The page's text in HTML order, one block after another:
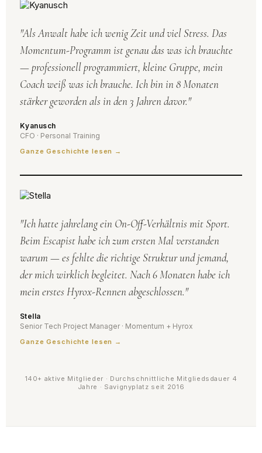
"Als Anwalt habe ich wenig Zeit und viel Stress. Das
Momentum-Programm ist genau das was ich brauchte
— professionell programmiert, kleine Gruppe, mein
Coach weiß was ich brauche. Ich bin in 8 Monaten
stärker geworden als in den 3 Jahren davor."
Kyanusch
CFO · Personal Training
Ganze Geschichte lesen →
"Ich hatte jahrelang ein On-Off-Verhältnis mit Sport.
Beim Escapist habe ich zum ersten Mal verstanden
warum — es fehlte die richtige Struktur und jemand,
der mich wirklich begleitet. Nach 6 Monaten habe ich
mein erstes Hyrox-Rennen abgeschlossen."
Stella
Senior Tech Project Manager · Momentum + Hyrox
Ganze Geschichte lesen →
140+ aktive Mitglieder · Durchschnittliche Mitgliedsdauer 4
Jahre · Savignyplatz seit 2016